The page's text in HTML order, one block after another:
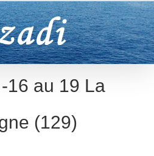
16 au 19 La
(129)